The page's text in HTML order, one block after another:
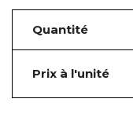
Quantité
Prix à l'unité